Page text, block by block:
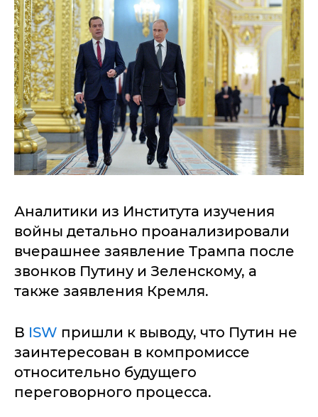
Аналитики из Института изучения
войны детально проанализировали
вчерашнее заявление Трампа после
звонков Путину и Зеленскому, а
также заявления Кремля.
В ISW пришли к выводу, что Путин не
заинтересован в компромиссе
относительно будущего
переговорного процесса.